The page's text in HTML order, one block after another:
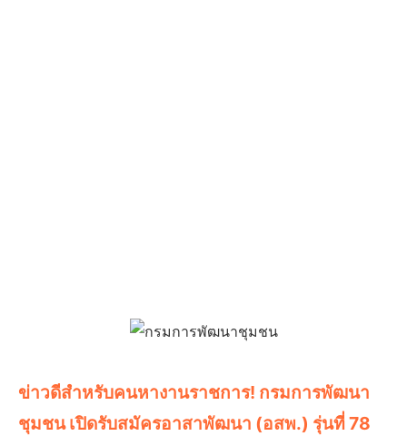
ข่าวดีสำหรับคนหางานราชการ! กรมการพัฒนา
ชุมชน เปิดรับสมัครอาสาพัฒนา (อสพ.) รุ่นที่ 78